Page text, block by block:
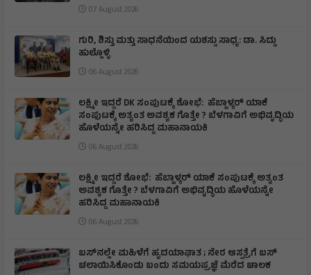
07 August 2026
ಗುರಿ, ಶಿಸ್ತು ಮತ್ತು ಸಾಧನೆಯಿಂದ ಯಶಸ್ಸು ಸಾಧ್ಯ: ಡಾ. ಸಿದ್ದು
ಹುಲ್ಲೊಳ್ಳಿ
06 August 2026
ಲಕ್ಷ್ಮೀ ಇದ್ದರೆ DK ಸಂಪುಟಕ್ಕೆ ಶೋಭೆ: ಹೆಬ್ಬಾಳ್ಕರ್ ಯಾಕೆ
ಸಂಪುಟಕ್ಕೆ ಅತ್ಯಂತ ಅವಶ್ಯಕ ಗೊತ್ತೇ ? ಬೆಳಗಾವಿಗೆ ಅಭಿವೃದ್ಧಿಯ
ಹೊಳೆಯನ್ನೇ ಹರಿಸಿದ್ದ ಮಹಾನಾಯಕಿ
06 August 2026
ಲಕ್ಷ್ಮೀ ಇದ್ದರೆ ಶೋಭೆ: ಹೆಬ್ಬಾಳ್ಕರ್ ಯಾಕೆ ಸಂಪುಟಕ್ಕೆ ಅತ್ಯಂತ
ಅವಶ್ಯಕ ಗೊತ್ತೇ ? ಬೆಳಗಾವಿಗೆ ಅಭಿವೃದ್ಧಿಯ ಹೊಳೆಯನ್ನೇ
ಹರಿಸಿದ್ದ ಮಹಾನಾಯಕಿ
06 August 2026
ಬಸ್‌ನಲ್ಲೇ ಮಹಿಳೆಗೆ ಹೃದಯಾಘಾತ ; ನೇರ ಆಸ್ಪತ್ರೆಗೆ ಬಸ್‌
ಚಲಾಯಿಸಿಕೊಂಡು ಬಂದು ಸಮಯಪ್ರಜ್ಞೆ ಮೆರೆದ ಚಾಲಕ